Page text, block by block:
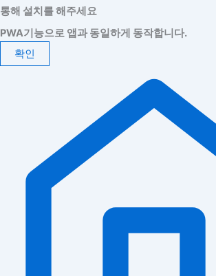
통해 설치를 해주세요
PWA기능으로 앱과 동일하게 동작합니다.
확인